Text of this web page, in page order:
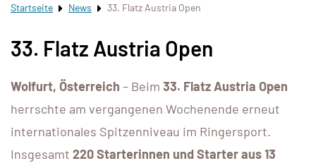
Startseite News 33. Flatz Austria Open
33. Flatz Austria Open
Wolfurt, Österreich – Beim 33. Flatz Austria Open
herrschte am vergangenen Wochenende erneut
internationales Spitzenniveau im Ringersport.
Insgesamt 220 Starterinnen und Starter aus 13